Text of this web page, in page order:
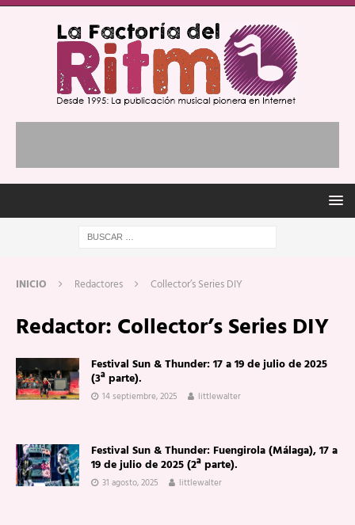
INICIO Redactores Collector’s Series DIY
Redactor: Collector’s Series DIY
Festival Sun & Thunder: 17 a 19 de julio de 2025
(3ª parte).
14 septiembre, 2025 littlewalter
Festival Sun & Thunder: Fuengirola (Málaga), 17 a
19 de julio de 2025 (2ª parte).
31 agosto, 2025 littlewalter